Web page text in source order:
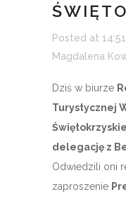
Posted at
Magdalena
Dziś w biurze
Turystycznej
delegację z
Odwiedzili oni
zaproszenie